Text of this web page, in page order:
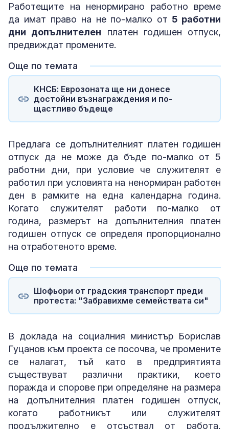
Работещите на ненормирано работно време
да имат право на не по-малко от 5 работни
дни допълнителен платен годишен отпуск,
предвиждат промените.
Още по темата
КНСБ: Еврозоната ще ни донесе
достойни възнаграждения и по-
щастливо бъдеще
Предлага се допълнителният платен годишен
отпуск да не може да бъде по-малко от 5
работни дни, при условие че служителят е
работил при условията на ненормиран работен
ден в рамките на една календарна година.
Когато служителят работи по-малко от
година, размерът на допълнителния платен
годишен отпуск се определя пропорционално
на отработеното време.
Още по темата
Шофьори от градския транспорт преди
протеста: "Забравихме семействата си"
В доклада на социалния министър Борислав
Гуцанов към проекта се посочва, че промените
се налагат, тъй като в предприятията
съществуват различни практики, което
поражда и спорове при определяне на размера
на допълнителния платен годишен отпуск,
когато работникът или служителят
продължително е отсъствал от работа,